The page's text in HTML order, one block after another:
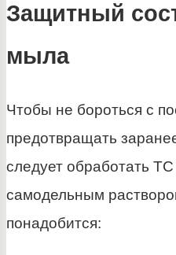
Защитный
мыла
Чтобы не бороться с
предотвращать
следует обработать
самодельным
понадобится: